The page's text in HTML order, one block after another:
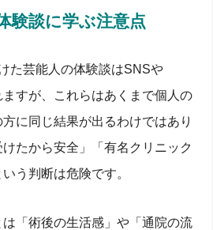
験談に学ぶ注意点
た芸能人の体験談はSNSや
すが、これらはあくまで個人の
に同じ結果が出るわけではあり
たから安全」「有名クリニック
う判断は危険です。
「術後の生活感」や「通院の流